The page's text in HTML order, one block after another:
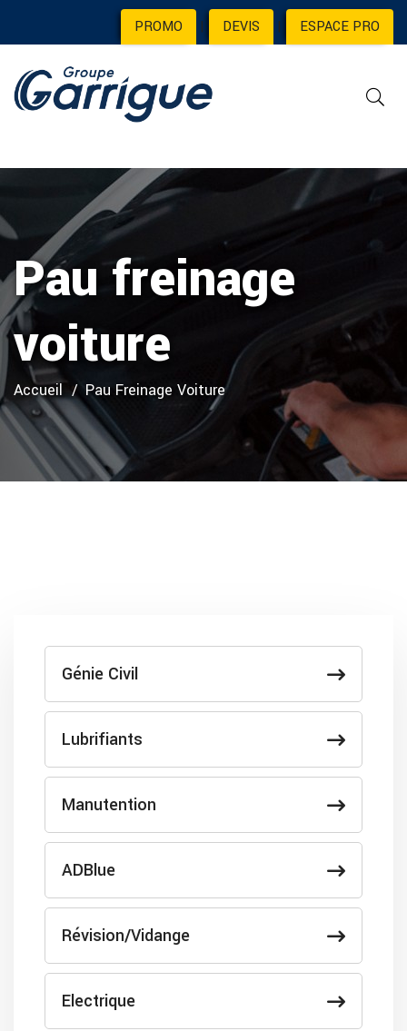
PROMO | DEVIS | ESPACE PRO
Pau freinage
voiture
Accueil Pau Freinage Voiture
Génie Civil
Lubrifiants
Manutention
ADBlue
Révision/Vidange
Electrique